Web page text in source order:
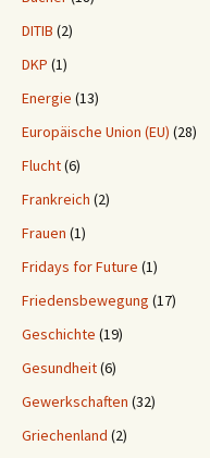
DITIB (2)
DKP (1)
Energie (13)
Europäische Union (EU) (28)
Flucht(6)
Frankreich (2)
Frauen (1)
Fridays for Future (1)
Friedensbewegung (17)
Geschichte (19)
Gesundheit(6)
Gewerkschaften (32)
Griechenland (2)